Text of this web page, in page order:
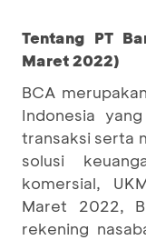
Tentang PT
Maret 2022)
BCA
Indonesia
transaksi serta
solusi
komersial,
Maret 2022,
rekening